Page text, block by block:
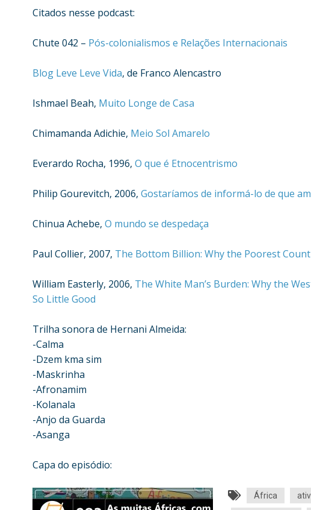
Citados nesse podcast:
Chute 042 – Pós-colonialismos e Relações Internacionais
Blog Leve Leve Vida, de Franco Alencastro
Ishmael Beah, Muito Longe de Casa
Chimamanda Adichie, Meio Sol Amarelo
Everardo Rocha, 1996, O que é Etnocentrismo
Philip Gourevitch, 2006, Gostaríamos de informá-lo de que
Chinua Achebe, O mundo se despedaça
Paul Collier, 2007, The Bottom Billion: Why the Poorest
William Easterly, 2006, The White Man’s Burden: Why the
So Little Good
Trilha sonora de Hernani Almeida:
-Calma
-Dzem kma sim
-Maskrinha
-Afronamim
-Kolanala
-Anjo da Guarda
-Asanga
Capa do episódio:
África